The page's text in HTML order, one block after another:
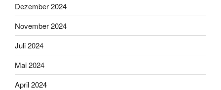
Dezember 2024
November 2024
Juli 2024
Mai 2024
April 2024